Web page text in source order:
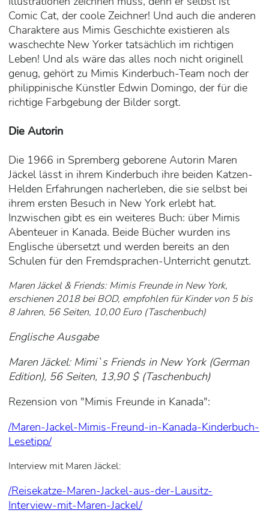
Comic Cat, der coole Zeichner! Und auch die anderen
Charaktere aus Mimis Geschichte existieren als
waschechte New Yorker tatsächlich im richtigen
Leben! Und als wäre das alles noch nicht originell
genug, gehört zu Mimis Kinderbuch-Team noch der
philippinische Künstler Edwin Domingo, der für die
richtige Farbgebung der Bilder sorgt.
Die Autorin
Die 1966 in Spremberg geborene Autorin Maren
Jäckel lässt in ihrem Kinderbuch ihre beiden Katzen-
Helden Erfahrungen nacherleben, die sie selbst bei
ihrem ersten Besuch in New York erlebt hat.
Inzwischen gibt es ein weiteres Buch: über Mimis
Abenteuer in Kanada. Beide Bücher wurden ins
Englische übersetzt und werden bereits an den
Schulen für den Fremdsprachen-Unterricht genutzt.
Maren Jäckel & Friends: Mimis Freunde in New York,
erschienen 2018 bei BOD, empfohlen für Kinder von 5 bis
8 Jahren, 56 Seiten, 10,00 Euro (Taschenbuch)
Englische Ausgabe
Maren Jäckel: Mimi`s Friends in New York (German
Edition), 56 Seiten, 13,90 $ (Taschenbuch)
Rezension von "Mimis Freunde in Kanada":
/Maren-Jackel-Mimis-Freund-in-Kanada-Kinderbuch-
Lesetipp/
Interview mit Maren Jäckel:
/Reisekatze-Maren-Jackel-aus-der-Lausitz-
Interview-mit-Maren-Jackel/